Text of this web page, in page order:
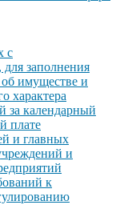
с
заполнения
об имуществе и
характера
за календарный
плате
и главных
и
к